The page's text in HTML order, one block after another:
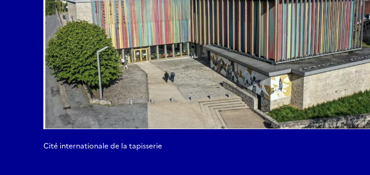
Cité internationale de la tapisserie